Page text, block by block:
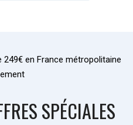
en France métropolitaine
SPÉCIALES